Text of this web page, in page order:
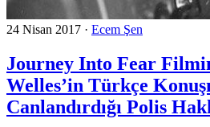
24 Nisan 2017 · Ecem Şen
Journey Into Fear
Welles’in Türkçe
Canlandırdığı Polis